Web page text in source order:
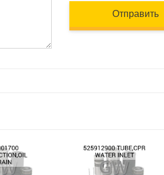
Отправить